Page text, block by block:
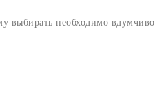
выбирать необходимо вдумчиво.